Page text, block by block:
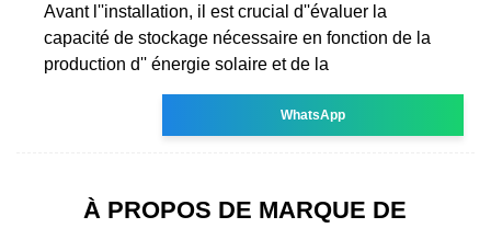
Avant l''installation, il est crucial d''évaluer la
capacité de stockage nécessaire en fonction de la
production d'' énergie solaire et de la
WhatsApp
À PROPOS DE MARQUE DE